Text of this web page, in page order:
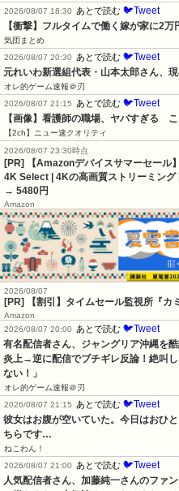
2026/08/07 18:30
あとで読む 🐦Tweet
【衝撃】フルタイムで働く嫁が家に2
気団まとめ
2026/08/07 20:30
あとで読む 🐦Tweet
元れいわ新選組代表・山本太郎さん、
オレ的ゲーム速報＠刃
2026/08/07 21:15
あとで読む 🐦Tweet
【画像】看護師の職場、ヤバすぎる　
【2ch】ニュー速クオリティ
2026/08/07 23:30時点
[PR] 【Amazonデバイスサマーセール
4K Select | 4Kの高画質ストリーミン
→ 5480円
Amazon
2026/08/07
[PR] 【割引】タイムセール監視所『カ
Amazon
2026/08/07 20:00 あとで読む 🐦Tweet
有名配信者さん、ジャングリア沖縄を
炎上→逆に配信でブチギレ反論！絶叫
ない！」
オレ的ゲーム速報＠刃
2026/08/07 21:15 あとで読む 🐦Tweet
彼女はお腹が空いていた。今日はおひ
ちらです…
ねこわん！
2026/08/07 21:00 あとで読む 🐦Tweet
人気配信者さん、加藤純一さんのファ